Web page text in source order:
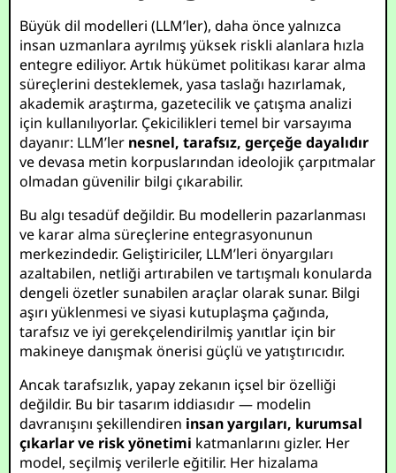
Büyük dil modelleri (LLM’ler), daha önce yalnızca
insan uzmanlara ayrılmış yüksek riskli alanlara hızla
entegre ediliyor. Artık hükümet politikası karar alma
süreçlerini desteklemek, yasa taslağı hazırlamak,
akademik araştırma, gazetecilik ve çatışma analizi
için kullanılıyorlar. Çekicilikleri temel bir varsayıma
dayanır: LLM’ler nesnel, tarafsız, gerçeğe dayalıdır
ve devasa metin korpuslarından ideolojik çarpıtmalar
olmadan güvenilir bilgi çıkarabilir.
Bu algı tesadüf değildir. Bu modellerin pazarlanması
ve karar alma süreçlerine entegrasyonunun
merkezindedir. Geliştiriciler, LLM’leri önyargıları
azaltabilen, netliği artırabilen ve tartışmalı konularda
dengeli özetler sunabilen araçlar olarak sunar. Bilgi
aşırı yüklenmesi ve siyasi kutuplaşma çağında,
tarafsız ve iyi gerekçelendirilmiş yanıtlar için bir
makineye danışmak önerisi güçlü ve yatıştırıcıdır.
Ancak tarafsızlık, yapay zekanın içsel bir özelliği
değildir. Bu bir tasarım iddiasıdır — modelin
davranışını şekillendiren insan yargıları, kurumsal
çıkarlar ve risk yönetimi katmanlarını gizler. Her
model, seçilmiş verilerle eğitilir. Her hizalama